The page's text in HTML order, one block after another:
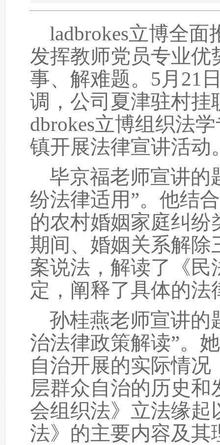
ladbrokes立博全
发挥教师党员专业
事、解难题。 5 月 21
调，公司夏津驻村挂
dbrokes立博组织法
镇开展法律宣讲活动
毕京福老师宣讲的
纷法律适用”。他结
的农村婚姻家庭纠
期间、婚姻关系解除
案说法，解读了《民
定，阐释了具体的法
孙桂燕老师宣讲的
治法律政策解读”。
自治开展的实际情
层群众自治的历史
会组织法》立法缘起
法》的主要内容及其